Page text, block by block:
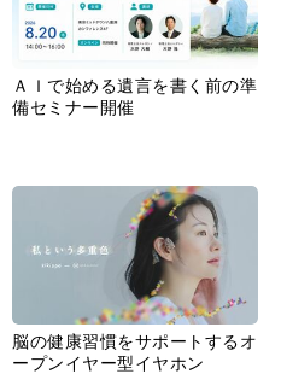
ＡＩで始める遺言を書く前の準
備セミナー開催
脳の健康習慣をサポートするオ
ープンイヤー型イヤホン